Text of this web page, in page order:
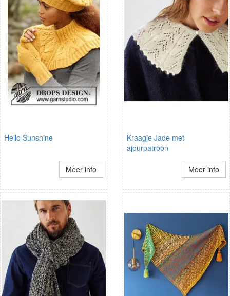
Hello Sunshine
Meer info
Kraagje Jade met
ajourpatroon
Meer info